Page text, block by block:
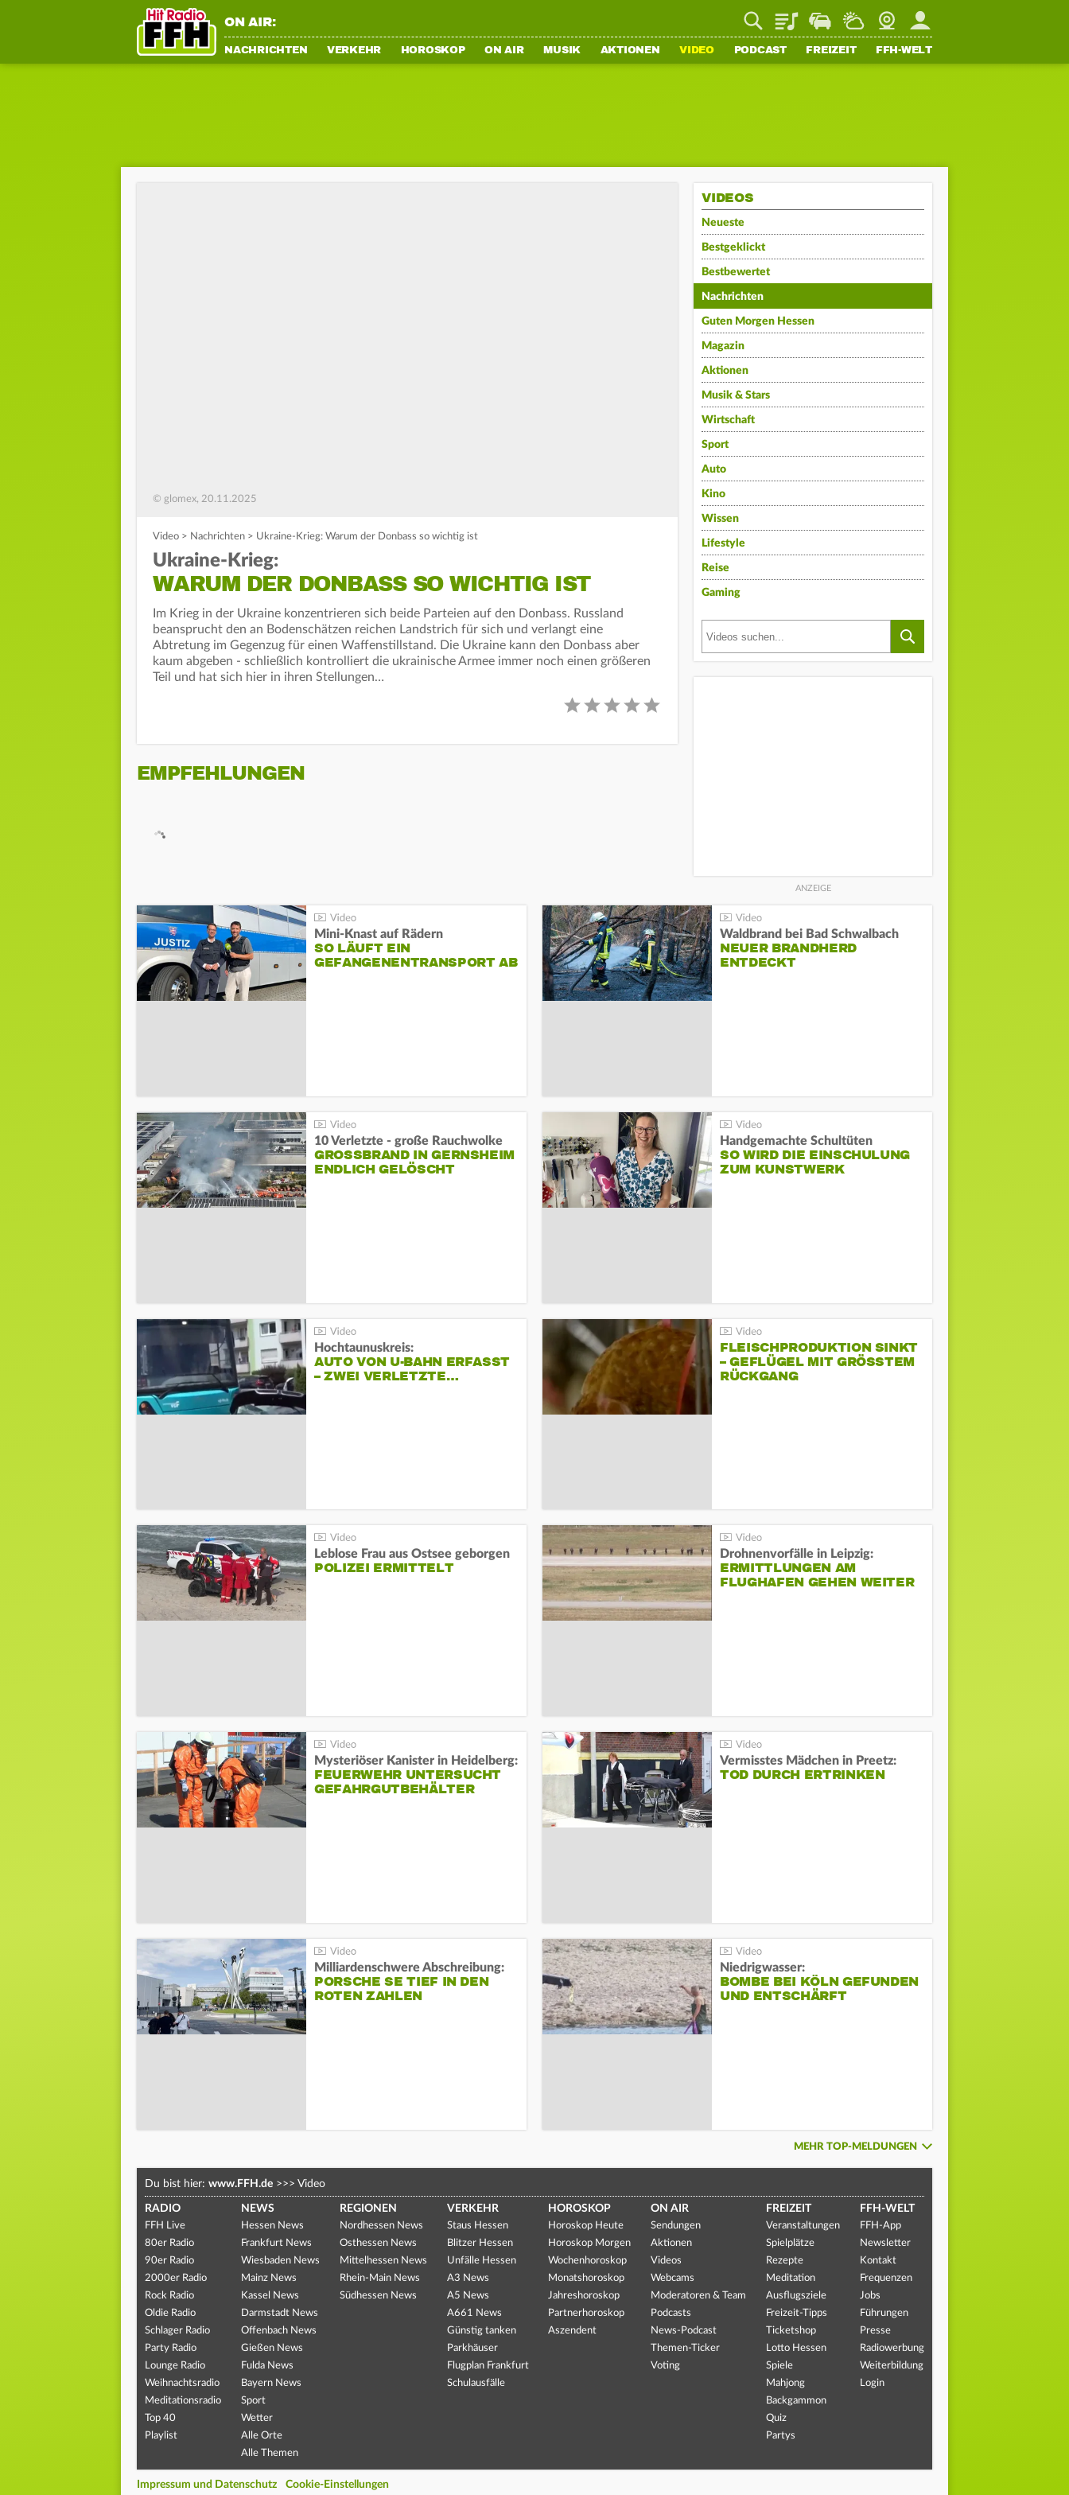
ON AIR: PlaylistStaupilotWetterWebcamMein FFH
NACHRICHTEN VERKEHR HOROSKOP ON AIR MUSIK AKTIONEN VIDEO PODCAST FREIZEIT FFH-WELT
© glomex, 20.11.2025
Video > Nachrichten > Ukraine-Krieg: Warum der Donbass so wichtig ist
Ukraine-Krieg:
WARUM DER DONBASS SO WICHTIG IST
Im Krieg in der Ukraine konzentrieren sich beide Parteien auf den Donbass. Russland
beansprucht den an Bodenschätzen reichen Landstrich für sich und verlangt eine
Abtretung im Gegenzug für einen Waffenstillstand. Die Ukraine kann den Donbass aber
kaum abgeben - schließlich kontrolliert die ukrainische Armee immer noch einen größeren
Teil und hat sich hier in ihren Stellungen…
EMPFEHLUNGEN
VIDEOS
Neueste
Bestgeklickt
Bestbewertet
Nachrichten
Guten Morgen Hessen
Magazin
Aktionen
Musik & Stars
Wirtschaft
Sport
Auto
Kino
Wissen
Lifestyle
Reise
Gaming
Mini-Knast auf Rädern
SO LÄUFT EIN
GEFANGENENTRANSPORT AB
Waldbrand bei Bad Schwalbach
NEUER BRANDHERD
ENTDECKT
10 Verletzte - große Rauchwolke
GROSSBRAND IN GERNSHEIM E
NDLICH GELÖSCHT
Handgemachte Schultüten
SO WIRD DIE EINSCHULUNG
ZUM KUNSTWERK
Hochtaunuskreis:
AUTO VON U-BAHN ERFASST
– ZWEI VERLETZTE…
FLEISCHPRODUKTION SINKT
– GEFLÜGEL MIT GRÖSSTEM R
ÜCKGANG
Leblose Frau aus Ostsee geborgen
POLIZEI ERMITTELT
Drohnenvorfälle in Leipzig:
ERMITTLUNGEN AM
FLUGHAFEN GEHEN WEITER
Mysteriöser Kanister in Heidelberg:
FEUERWEHR UNTERSUCHT
GEFAHRGUTBEHÄLTER
Vermisstes Mädchen in Preetz:
TOD DURCH ERTRINKEN
Milliardenschwere Abschreibung:
PORSCHE SE TIEF IN DEN
ROTEN ZAHLEN
Niedrigwasser:
BOMBE BEI KÖLN GEFUNDEN
UND ENTSCHÄRFT
MEHR TOP-MELDUNGEN
Du bist hier: www.FFH.de >>> Video
RADIO
FFH Live
80er Radio
90er Radio
2000er Radio
Rock Radio
Oldie Radio
Schlager Radio
Party Radio
Lounge Radio
Weihnachtsradio
Meditationsradio
Top 40
Playlist
NEWS
Hessen News
Frankfurt News
Wiesbaden News
Mainz News
Kassel News
Darmstadt News
Offenbach News
Gießen News
Fulda News
Bayern News
Sport
Wetter
Alle Orte
Alle Themen
REGIONEN
Nordhessen News
Osthessen News
Mittelhessen News
Rhein-Main News
Südhessen News
VERKEHR
Staus Hessen
Blitzer Hessen
Unfälle Hessen
A3 News
A5 News
A661 News
Günstig tanken
Parkhäuser
Flugplan Frankfurt
Schulausfälle
HOROSKOP
Horoskop Heute
Horoskop Morgen
Wochenhoroskop
Monatshoroskop
Jahreshoroskop
Partnerhoroskop
Aszendent
ON AIR
Sendungen
Aktionen
Videos
Webcams
Moderatoren & Team
Podcasts
News-Podcast
Themen-Ticker
Voting
FREIZEIT
Veranstaltungen
Spielplätze
Rezepte
Meditation
Ausflugsziele
Freizeit-Tipps
Ticketshop
Lotto Hessen
Spiele
Mahjong
Backgammon
Quiz
Partys
FFH-WELT
FFH-App
Newsletter
Kontakt
Frequenzen
Jobs
Führungen
Presse
Radiowerbung
Weiterbildung
Login
Impressum und Datenschutz Cookie-Einstellungen